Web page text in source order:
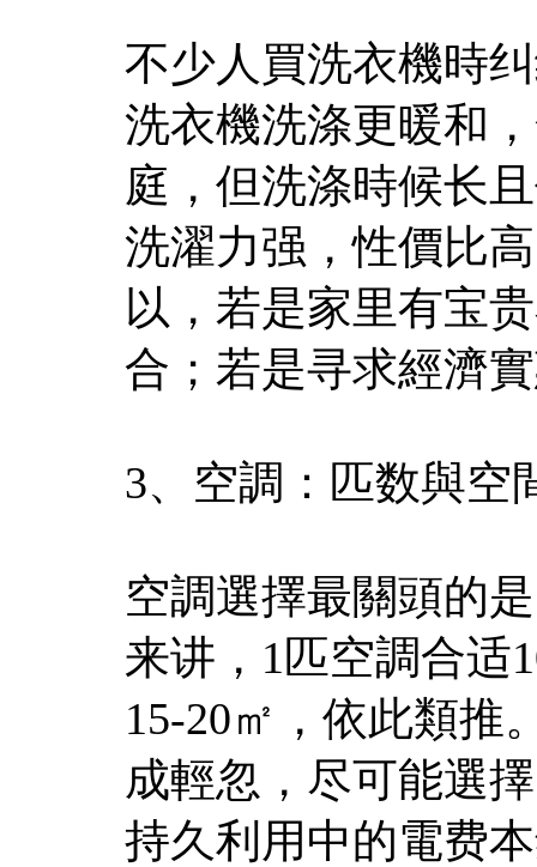
不少人買洗衣機時
洗衣機洗涤更暖和
庭，但洗涤時候长
洗濯力强，性價比
以，若是家里有宝
合；若是寻求經濟
3、空調：匹数與空
空調選擇最關頭的
来讲，1匹空調合适
15-20㎡，依此類推
成輕忽，尽可能選
持久利用中的電费